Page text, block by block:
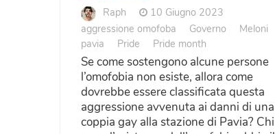
Raph
10 Giugno 2023
aggressione omofoba
Governo
Meloni
pavia
Pride Pride month
Se come sostengono alcune persone
l’omofobia non esiste, allora come
dovrebbe essere classificata questa
aggressione avvenuta ai danni di una
coppia gay alla stazione di Pavia? Chi